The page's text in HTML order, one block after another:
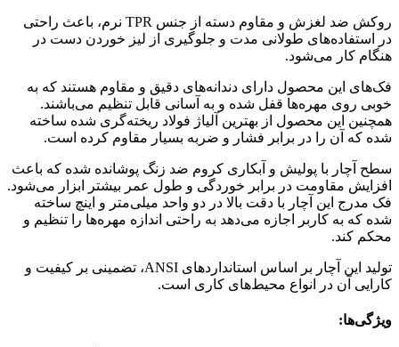
روکش ضد لغزش و مقاوم دسته از جنس TPR نرم، باعث راحتی
در استفاده‌های طولانی مدت و جلوگیری از لیز خوردن دست در
هنگام کار می‌شود.
فک‌های این محصول دارای دندانه‌های دقیق و مقاوم هستند که به
خوبی روی مهره‌ها قفل شده و به آسانی قابل تنظیم می‌باشند.
همچنین این محصول از بهترین آلیاژ فولاد ریخته‌گری شده ساخته
شده که آن را در برابر فشار و ضربه بسیار مقاوم کرده است.
سطح آچار با پولیش و آبکاری کروم ضد زنگ پوشانده شده که باعث
افزایش مقاومت در برابر خوردگی و طول عمر بیشتر ابزار می‌شود.
فک مدرج این آچار با دقت بالا در دو واحد میلی‌متر و اینچ ساخته
شده که به کاربر اجازه می‌دهد به راحتی اندازه مهره‌ها را تنظیم و
محکم کند.
تولید این آچار بر اساس استانداردهای ANSI، تضمینی بر کیفیت و
کارایی آن در انواع محیط‌های کاری است.
ویژگی‌ها: